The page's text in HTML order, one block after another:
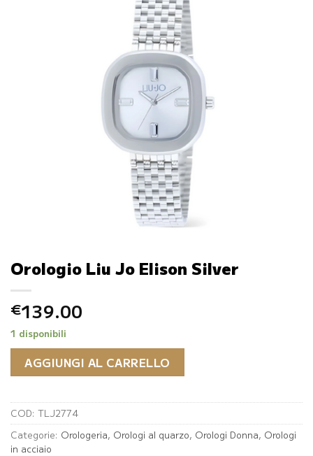
Orologio Liu Jo Elison Silver
€139.00
1 disponibili
AGGIUNGI AL CARRELLO
COD: TLJ2774
Categorie: Orologeria, Orologi al quarzo, Orologi Donna, Orologi
in acciaio